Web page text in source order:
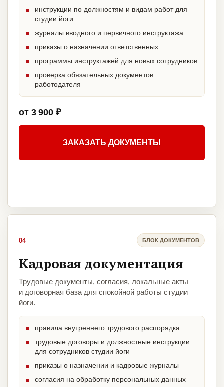
инструкции по должностям и видам работ для
студии йоги
журналы вводного и первичного инструктажа
приказы о назначении ответственных
программы инструктажей для новых сотрудников
проверка обязательных документов
работодателя
от 3 900 ₽
ЗАКАЗАТЬ ДОКУМЕНТЫ
04 БЛОК ДОКУМЕНТОВ
Кадровая документация
Трудовые документы, согласия, локальные акты
и договорная база для спокойной работы студии
йоги.
правила внутреннего трудового распорядка
трудовые договоры и должностные инструкции
для сотрудников студии йоги
приказы о назначении и кадровые журналы
согласия на обработку персональных данных